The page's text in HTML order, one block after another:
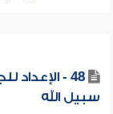
48 -
سبيل الله